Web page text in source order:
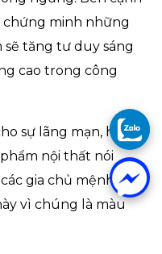
chứng minh những
tăng tư duy sáng
cao trong công
sự lãng mạn, hòa
nội thất nói
gia chủ mệnh Mộc
vì chúng là màu